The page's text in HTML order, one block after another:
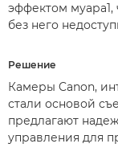
эффектом муара1,
без него
Решение
Камеры Canon,
стали основой
предлагают
управления для